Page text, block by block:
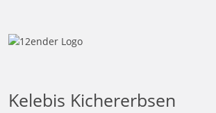
Kelebis Kichererbsen